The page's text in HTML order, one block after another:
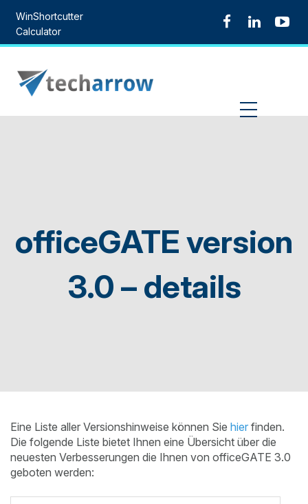
content
WinShortcutter
Calculator
officeGATE version
3.0 – details
Eine Liste aller Versionshinweise können Sie hier finden.
Die folgende Liste bietet Ihnen eine Übersicht über die
neuesten Verbesserungen die Ihnen von officeGATE 3.0
geboten werden: